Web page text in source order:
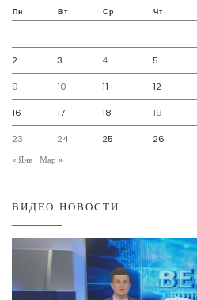
Пн Вт Ср Чт
2 3 4 5
9 10 11 12
16 17 18 19
23 24 25 26
« Янв Мар »
ВИДЕО НОВОСТИ